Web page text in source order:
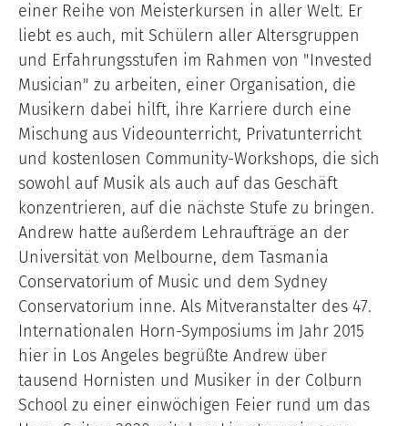
einer Reihe von Meisterkursen in aller Welt. Er
liebt es auch, mit Schülern aller Altersgruppen
und Erfahrungsstufen im Rahmen von "Invested
Musician" zu arbeiten, einer Organisation, die
Musikern dabei hilft, ihre Karriere durch eine
Mischung aus Videounterricht, Privatunterricht
und kostenlosen Community-Workshops, die sich
sowohl auf Musik als auch auf das Geschäft
konzentrieren, auf die nächste Stufe zu bringen.
Andrew hatte außerdem Lehraufträge an der
Universität von Melbourne, dem Tasmania
Conservatorium of Music und dem Sydney
Conservatorium inne. Als Mitveranstalter des 47.
Internationalen Horn-Symposiums im Jahr 2015
hier in Los Angeles begrüßte Andrew über
tausend Hornisten und Musiker in der Colburn
School zu einer einwöchigen Feier rund um das